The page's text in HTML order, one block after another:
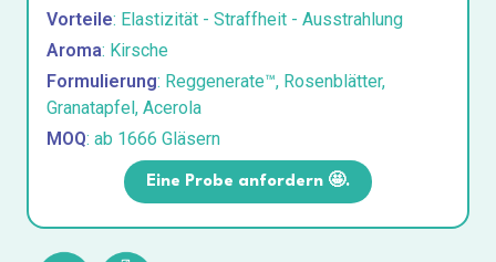
Vorteile: Elastizität - Straffheit - Ausstrahlung
Aroma: Kirsche
Formulierung: Reggenerate™, Rosenblätter,
Granatapfel, Acerola
MOQ: ab 1666 Gläsern
Eine Probe anfordern 🤩.